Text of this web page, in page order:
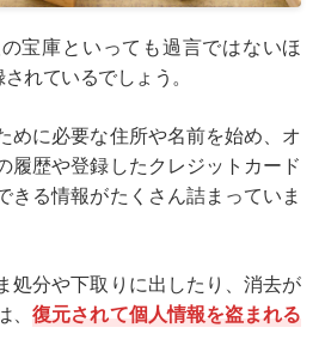
宝庫といっても過言ではないほ
れているでしょう。
めに必要な住所や名前を始め、オ
履歴や登録したクレジットカード
きる情報がたくさん詰まっていま
処分や下取りに出したり、消去が
、復元されて個人情報を盗まれる